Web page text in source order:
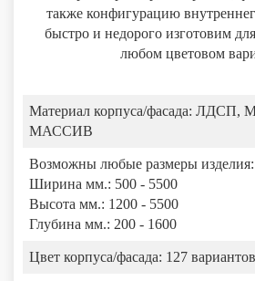
также конфигурацию
быстро и недорого изготовим
любом цветовом
Материал корпуса/фасада: ЛДСП,
МАССИВ
Возможны любые размеры изделия:
Ширина мм.: 500 - 5500
Высота мм.: 1200 - 5500
Глубина мм.: 200 - 1600
Цвет корпуса/фасада: 127 вариантов